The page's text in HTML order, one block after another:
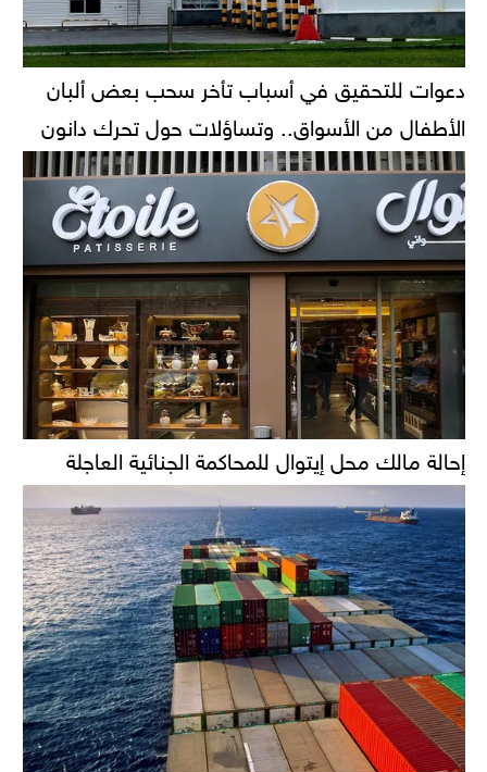
دعوات للتحقيق في أسباب تأخر سحب بعض ألبان
الأطفال من الأسواق.. وتساؤلات حول تحرك دانون
إحالة مالك محل إيتوال للمحاكمة الجنائية العاجلة